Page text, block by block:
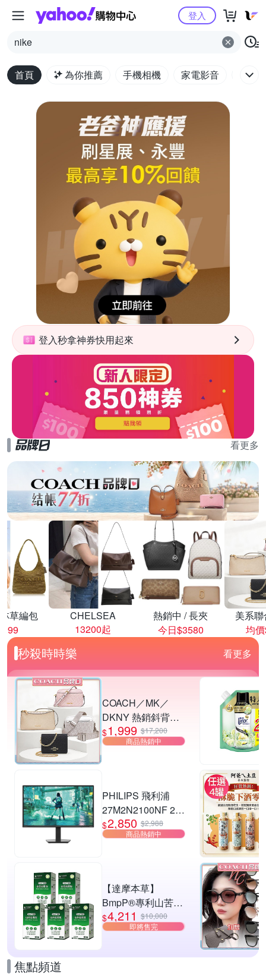
Yahoo購物中心
nike
登入
首頁 為你推薦 手機相機 家電影音 電腦
登入秒拿神券快用起來
看更多
草編包
CHELSEA
13200起
熱銷中 / 長夾
今日$3580
美系
均
秒殺時時樂 看更多
COACH／MK／
DKNY 熱銷斜背包.
小廢包 多款供選
$1,999 $17,200
商品熱銷中
PHILIPS 飛利浦
27M2N2100NF 27
型 IPS FHD 144Hz
電競螢幕
$2,850 $2,988
商品熱銷中
【達摩本草】
BmpP®專利山苦瓜
胜肽x5盒(90顆/盒、
共450顆)
$4,211 $10,000
即將售完
焦點頻道